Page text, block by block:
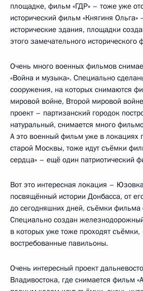
площадке, фильм «ГДР» – тоже уже
исторический фильм «Княгиня Ольга»
исторические здания, площадки
этого замечательного исторического
Очень много военных фильмов
«Война и музыка». Специально
сооружения, на которых снимаются
мировой войне, Второй мировой
проект – партизанский городок
натуральный, снимается много
А это военный фильм уже в локациях
старой Москвы, тоже идут съёмки
сердца» – ещё один патриотический
Вот это интересная локация –
посвящённый истории Донбасса, от
до сегодняшних дней, съёмки фильма
Специально создан
в которых уже тоже проходят съёмки,
востребованные павильоны.
Очень интересный проект
Владивостока, где снимается фильм